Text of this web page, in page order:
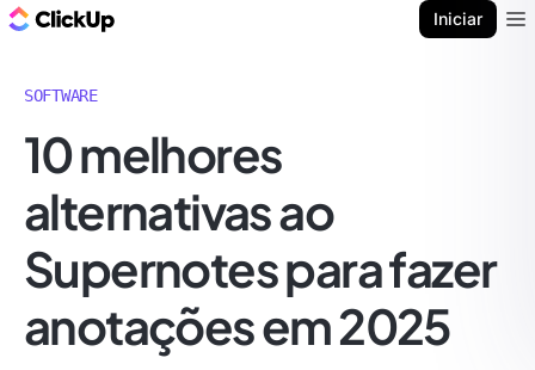
Iniciar
SOFTWARE
10 melhores
alternativas ao
Supernotes para fazer
anotações em 2025